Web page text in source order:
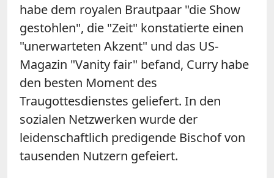
habe dem royalen Brautpaar "die Show
gestohlen", die "Zeit" konstatierte einen
"unerwarteten Akzent" und das US-
Magazin "Vanity fair" befand, Curry habe
den besten Moment des
Traugottesdienstes geliefert. In den
sozialen Netzwerken wurde der
leidenschaftlich predigende Bischof von
tausenden Nutzern gefeiert.